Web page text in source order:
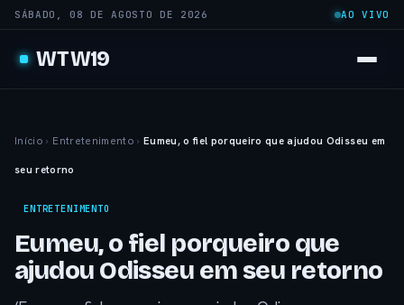
SÁBADO, 08 DE AGOSTO DE 2026 AO VIVO
WTW19
Início › Entretenimento › Eumeu, o fiel porqueiro que ajudou Odisseu em
seu retorno
ENTRETENIMENTO
Eumeu, o fiel porqueiro que
ajudou Odisseu em seu retorno